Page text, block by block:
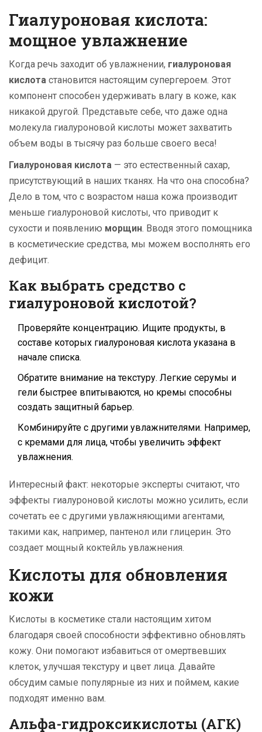
Гиалуроновая кислота:
мощное увлажнение
Когда речь заходит об увлажнении, гиалуроновая
кислота становится настоящим супергероем. Этот
компонент способен удерживать влагу в коже, как
никакой другой. Представьте себе, что даже одна
молекула гиалуроновой кислоты может захватить
объем воды в тысячу раз больше своего веса!
Гиалуроновая кислота — это естественный сахар,
присутствующий в наших тканях. На что она способна?
Дело в том, что с возрастом наша кожа производит
меньше гиалуроновой кислоты, что приводит к
сухости и появлению морщин. Вводя этого помощника
в косметические средства, мы можем восполнять его
дефицит.
Как выбрать средство с
гиалуроновой кислотой?
Проверяйте концентрацию. Ищите продукты, в
составе которых гиалуроновая кислота указана в
начале списка.
Обратите внимание на текстуру. Легкие серумы и
гели быстрее впитываются, но кремы способны
создать защитный барьер.
Комбинируйте с другими увлажнителями. Например,
с кремами для лица, чтобы увеличить эффект
увлажнения.
Интересный факт: некоторые эксперты считают, что
эффекты гиалуроновой кислоты можно усилить, если
сочетать ее с другими увлажняющими агентами,
такими как, например, пантенол или глицерин. Это
создает мощный коктейль увлажнения.
Кислоты для обновления
кожи
Кислоты в косметике стали настоящим хитом
благодаря своей способности эффективно обновлять
кожу. Они помогают избавиться от омертвевших
клеток, улучшая текстуру и цвет лица. Давайте
обсудим самые популярные из них и поймем, какие
подходят именно вам.
Альфа-гидроксикислоты (АГК)